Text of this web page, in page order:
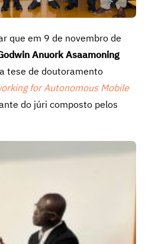
que em 9 de novembro de
Anuork Asaamoning
tese de doutoramento
for Autonomous Mobile
do júri composto pelos